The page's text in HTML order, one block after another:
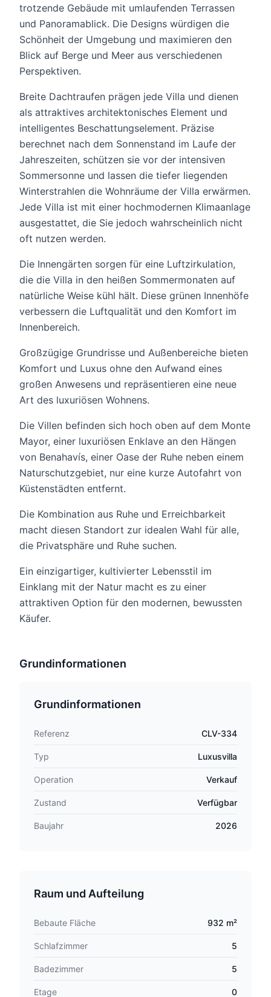
trotzende Gebäude mit umlaufenden Terrassen
und Panoramablick. Die Designs würdigen die
Schönheit der Umgebung und maximieren den
Blick auf Berge und Meer aus verschiedenen
Perspektiven.
Breite Dachtraufen prägen jede Villa und dienen
als attraktives architektonisches Element und
intelligentes Beschattungselement. Präzise
berechnet nach dem Sonnenstand im Laufe der
Jahreszeiten, schützen sie vor der intensiven
Sommersonne und lassen die tiefer liegenden
Winterstrahlen die Wohnräume der Villa erwärmen.
Jede Villa ist mit einer hochmodernen Klimaanlage
ausgestattet, die Sie jedoch wahrscheinlich nicht
oft nutzen werden.
Die Innengärten sorgen für eine Luftzirkulation,
die die Villa in den heißen Sommermonaten auf
natürliche Weise kühl hält. Diese grünen Innenhöfe
verbessern die Luftqualität und den Komfort im
Innenbereich.
Großzügige Grundrisse und Außenbereiche bieten
Komfort und Luxus ohne den Aufwand eines
großen Anwesens und repräsentieren eine neue
Art des luxuriösen Wohnens.
Die Villen befinden sich hoch oben auf dem Monte
Mayor, einer luxuriösen Enklave an den Hängen
von Benahavís, einer Oase der Ruhe neben einem
Naturschutzgebiet, nur eine kurze Autofahrt von
Küstenstädten entfernt.
Die Kombination aus Ruhe und Erreichbarkeit
macht diesen Standort zur idealen Wahl für alle,
die Privatsphäre und Ruhe suchen.
Ein einzigartiger, kultivierter Lebensstil im
Einklang mit der Natur macht es zu einer
attraktiven Option für den modernen, bewussten
Käufer.
Grundinformationen
Grundinformationen
Referenz CLV-334
Typ Luxusvilla
Operation Verkauf
Zustand Verfügbar
Baujahr 2026
Raum und Aufteilung
Bebaute Fläche 932 m²
Schlafzimmer 5
Badezimmer 5
Etage 0